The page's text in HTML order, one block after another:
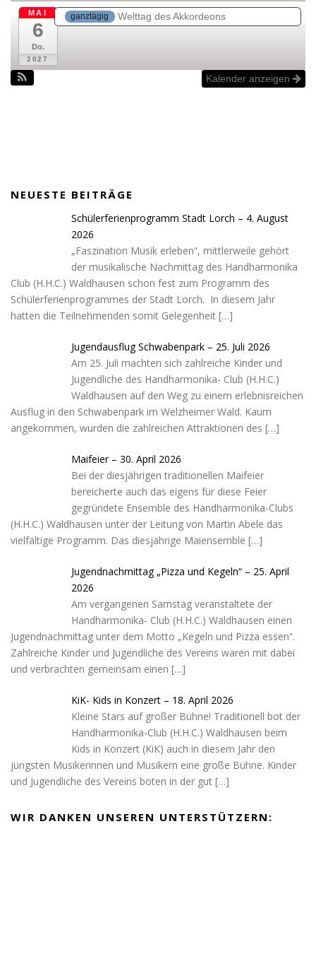
MAI
6
Do.
2027
ganztägig Welttag des Akkordeons
Kalender anzeigen
NEUESTE BEITRÄGE
Schülerferienprogramm Stadt Lorch – 4. August
2026
„Faszination Musik erleben“, mittlerweile gehört
der musikalische Nachmittag des Handharmonika
Club (H.H.C.) Waldhausen schon fest zum Programm des
Schülerferienprogrammes der Stadt Lorch. In diesem Jahr
hatten die Teilnehmenden somit Gelegenheit […]
Jugendausflug Schwabenpark – 25. Juli 2026
Am 25. Juli machten sich zahlreiche Kinder und
Jugendliche des Handharmonika- Club (H.H.C.)
Waldhausen auf den Weg zu einem erlebnisreichen
Ausflug in den Schwabenpark im Welzheimer Wald. Kaum
angekommen, wurden die zahlreichen Attraktionen des […]
Maifeier – 30. April 2026
Bei der diesjährigen traditionellen Maifeier
bereicherte auch das eigens für diese Feier
gegründete Ensemble des Handharmonika-Clubs
(H.H.C.) Waldhausen unter der Leitung von Martin Abele das
vielfältige Programm. Das diesjährige Maiensemble […]
Jugendnachmittag „Pizza und Kegeln“ – 25. April
2026
Am vergangenen Samstag veranstaltete der
Handharmonika- Club (H.H.C.) Waldhausen einen
Jugendnachmittag unter dem Motto „Kegeln und Pizza essen“.
Zahlreiche Kinder und Jugendliche des Vereins waren mit dabei
und verbrachten gemeinsam einen […]
KiK- Kids in Konzert – 18. April 2026
Kleine Stars auf großer Bühne! Traditionell bot der
Handharmonika-Club (H.H.C.) Waldhausen beim
Kids in Konzert (KiK) auch in diesem Jahr den
jüngsten Musikerinnen und Musikern eine große Bühne. Kinder
und Jugendliche des Vereins boten in der gut […]
WIR DANKEN UNSEREN UNTERSTÜTZERN: